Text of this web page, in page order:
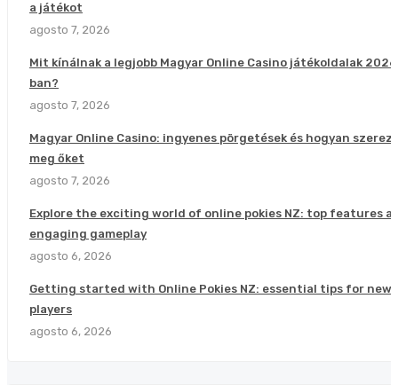
a játékot
agosto 7, 2026
Mit kínálnak a legjobb Magyar Online Casino játékoldalak
ban?
agosto 7, 2026
Magyar Online Casino: ingyenes pörgetések és hogyan
meg őket
agosto 7, 2026
Explore the exciting world of online pokies NZ: top features
engaging gameplay
agosto 6, 2026
Getting started with Online Pokies NZ: essential tips for new
players
agosto 6, 2026